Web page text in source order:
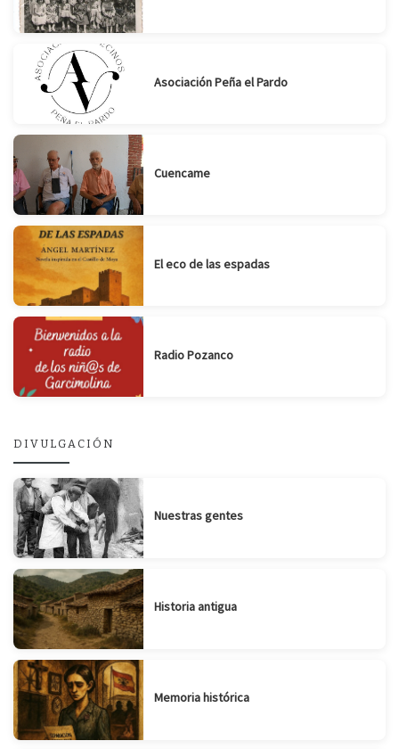
Asociación Peña el Pardo
Cuencame
El eco de las espadas
Radio Pozanco
DIVULGACIÓN
Nuestras gentes
Historia antigua
Memoria histórica